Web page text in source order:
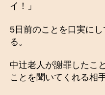
イ！」
5日前のことを口実に
る。
中辻老人が謝罪したこ
ことを聞いてくれる相